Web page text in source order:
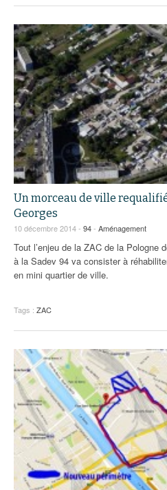
Un morceau de ville
Georges
10 décembre 2014 - 94- Aménagement
Tout l’enjeu de la ZAC de la Pologne
à la Sadev 94 va consister à
en mini quartier de ville.
Tags : ZAC